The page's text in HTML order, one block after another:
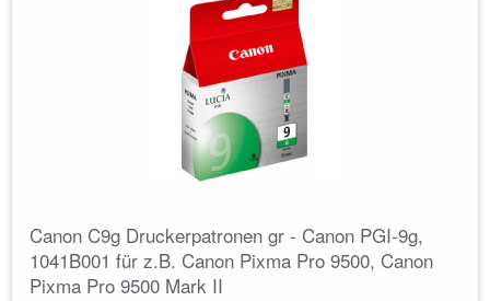
Canon C9g Druckerpatronen gr - Canon PGI-9g,
1041B001 für z.B. Canon Pixma Pro 9500, Canon
Pixma Pro 9500 Mark II